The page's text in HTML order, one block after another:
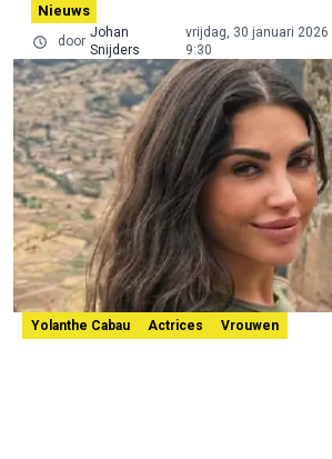
Nieuws
door
Johan
Snijders
vrijdag, 30 januari 2026
9:30
Yolanthe Cabau Actrices Vrouwen